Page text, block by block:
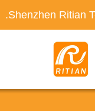
Shenzhen Ritian